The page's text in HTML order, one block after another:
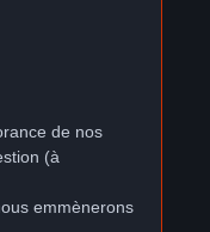
de nos
(à
emmènerons